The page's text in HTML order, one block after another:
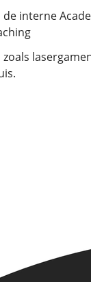
de interne
zoals